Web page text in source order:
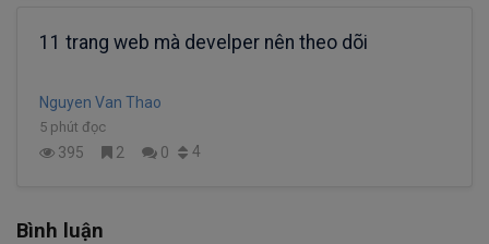
11 trang web mà develper nên theo dõi
Nguyen Van Thao
5 phút đọc
395 2 0 4
Bình luận